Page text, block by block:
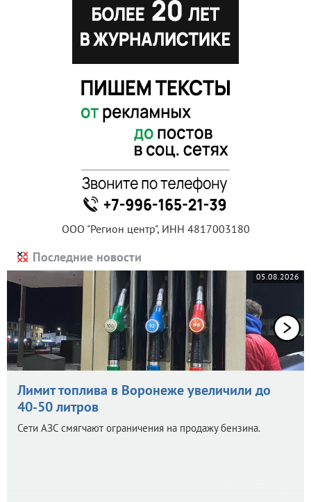
ООО "Регион центр", ИНН 4817003180
Последние новости
05.08.2026
Лимит топлива в Воронеже увеличили до
40-50 литров
Сети АЗС смягчают ограничения на продажу бензина.